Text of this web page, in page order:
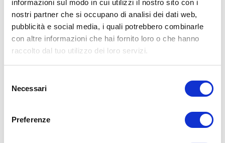
informazioni sul modo in cui utilizzi il nostro sito con i
nostri partner che si occupano di analisi dei dati web,
pubblicità e social media, i quali potrebbero combinarle
con altre informazioni che hai fornito loro o che hanno
raccolto dal tuo utilizzo dei loro servizi.
delNecessari
Preferenze
15WORKOUT SCARICA ORA